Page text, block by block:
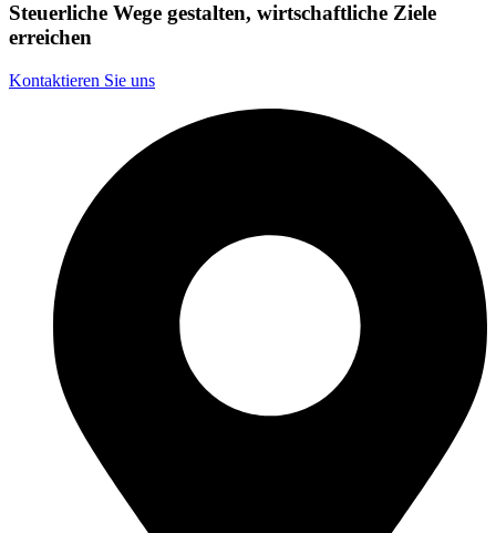
Steuerliche Wege gestalten, wirtschaftliche Ziele
erreichen
Kontaktieren Sie uns